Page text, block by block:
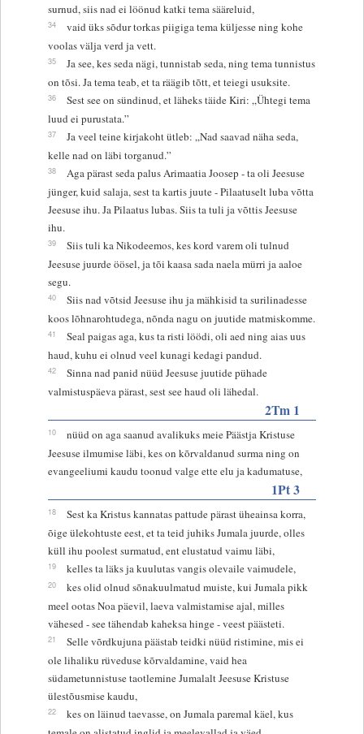
surnud, siis nad ei löönud katki tema sääreluid,
34
vaid üks sõdur torkas piigiga tema küljesse ning kohe
voolas välja verd ja vett.
35
Ja see, kes seda nägi, tunnistab seda, ning tema tunnistus
on tõsi. Ja tema teab, et ta räägib tõtt, et teiegi usuksite.
36
Sest see on sündinud, et läheks täide Kiri: „Ühtegi tema
luud ei purustata.”
37
Ja veel teine kirjakoht ütleb: „Nad saavad näha seda,
kelle nad on läbi torganud.”
38
Aga pärast seda palus Arimaatia Joosep - ta oli Jeesuse
jünger, kuid salaja, sest ta kartis juute - Pilaatuselt luba võtta
Jeesuse ihu. Ja Pilaatus lubas. Siis ta tuli ja võttis Jeesuse
ihu.
39
Siis tuli ka Nikodeemos, kes kord varem oli tulnud
Jeesuse juurde öösel, ja tõi kaasa sada naela mürri ja aaloe
segu.
40
Siis nad võtsid Jeesuse ihu ja mähkisid ta surilinadesse
koos lõhnarohtudega, nõnda nagu on juutide matmiskomme.
41
Seal paigas aga, kus ta risti löödi, oli aed ning aias uus
haud, kuhu ei olnud veel kunagi kedagi pandud.
42
Sinna nad panid nüüd Jeesuse juutide pühade
valmistuspäeva pärast, sest see haud oli lähedal.
2Tm 1
10
nüüd on aga saanud avalikuks meie Päästja Kristuse
Jeesuse ilmumise läbi, kes on kõrvaldanud surma ning on
evangeeliumi kaudu toonud valge ette elu ja kadumatuse,
1Pt 3
18
Sest ka Kristus kannatas pattude pärast üheainsa korra,
õige ülekohtuste eest, et ta teid juhiks Jumala juurde, olles
küll ihu poolest surmatud, ent elustatud vaimu läbi,
19 kelles ta läks ja kuulutas vangis olevaile vaimudele,
20
kes olid olnud sõnakuulmatud muiste, kui Jumala pikk
meel ootas Noa päevil, laeva valmistamise ajal, milles
vähesed - see tähendab kaheksa hinge - veest päästeti.
21
Selle võrdkujuna päästab teidki nüüd ristimine, mis ei
ole lihaliku rüveduse kõrvaldamine, vaid hea
südametunnistuse taotlemine Jumalalt Jeesuse Kristuse
ülestõusmise kaudu,
22
kes on läinud taevasse, on Jumala paremal käel, kus